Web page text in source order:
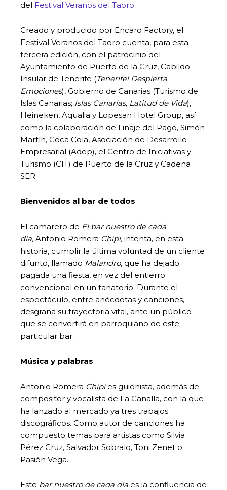
del Festival Veranos del Taoro.
Creado y producido por Encaro Factory, el
Festival Veranos del Taoro cuenta, para esta
tercera edición, con el patrocinio del
Ayuntamiento de Puerto de la Cruz, Cabildo
Insular de Tenerife (Tenerife! Despierta
Emociones), Gobierno de Canarias (Turismo de
Islas Canarias; Islas Canarias, Latitud de Vida),
Heineken, Aqualia y Lopesan Hotel Group, así
como la colaboración de Linaje del Pago, Simón
Martín, Coca Cola, Asociación de Desarrollo
Empresarial (Adep), el Centro de Iniciativas y
Turismo (CIT) de Puerto de la Cruz y Cadena
SER.
Bienvenidos al bar de todos
El camarero de El bar nuestro de cada
día, Antonio Romera Chipi, intenta, en esta
historia, cumplir la última voluntad de un cliente
difunto, llamado Malandro, que ha dejado
pagada una fiesta, en vez del entierro
convencional en un tanatorio. Durante el
espectáculo, entre anécdotas y canciones,
desgrana su trayectoria vital, ante un público
que se convertirá en parroquiano de este
particular bar.
Música y palabras
Antonio Romera Chipies guionista, además de
compositor y vocalista de La Canalla, con la que
ha lanzado al mercado ya tres trabajos
discográficos. Como autor de canciones ha
compuesto temas para artistas como Silvia
Pérez Cruz, Salvador Sobralo, Toni Zenet o
Pasión Vega.
Este bar nuestro de cada día es la confluencia de